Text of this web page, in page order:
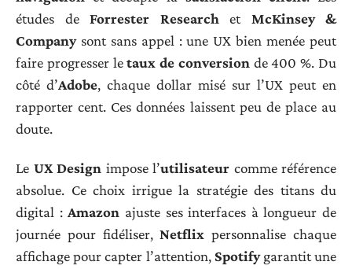
études de Forrester Research et McKinsey &
Companysont sans appel : une UX bien menée peut
faire progresser letaux de conversion de 400 %. Du
côté d’Adobe, chaque dollar misé sur l’UX peut en
rapporter cent. Ces données laissent peu de place au
doute.
Le UX Design impose l’utilisateur comme référence
absolue. Ce choix irrigue la stratégie des titans du
digital :Amazon ajuste ses interfaces à longueur de
journée pour fidéliser,Netflix personnalise chaque
affichage pour capter l’attention, Spotifygarantit une